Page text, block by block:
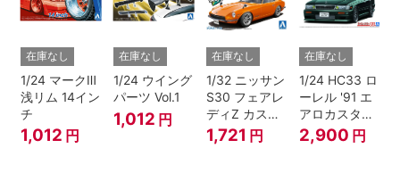
在庫なし
1/24 マークⅢ
浅リム 14イン
チ
1,012 円
在庫なし
1/24 ウイング
パーツ Vol.1
1,012 円
在庫なし
1/32 ニッサン
S30 フェアレ
ディZ カスタ
ムホイール(オ
レンジ)
1,721 円
在庫なし
1/24 HC33 ロ
ーレル '91 エ
アロカスタム
（ニッサン）
2,900 円